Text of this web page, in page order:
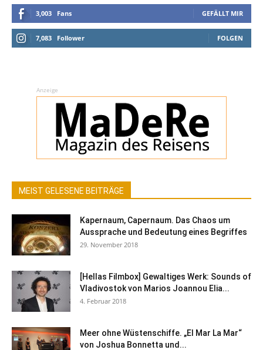
3,003 Fans GEFÄLLT MIR
7,083 Follower FOLGEN
Anzeige
MEIST GELESENE BEITRÄGE
Kapernaum, Capernaum. Das Chaos um
Aussprache und Bedeutung eines Begriffes
29. November 2018
[Hellas Filmbox] Gewaltiges Werk: Sounds of
Vladivostok von Marios Joannou Elia...
4. Februar 2018
Meer ohne Wüstenschiffe. „El Mar La Mar“
von Joshua Bonnetta und...